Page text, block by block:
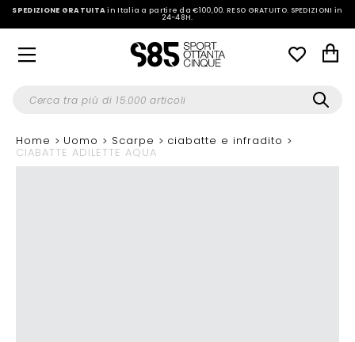
SPEDIZIONE GRATUITAin Italia a partire da €100,00.RESO GRATUITO. SPEDIZIONI in
24-48H.
Home Uomo Scarpe ciabatte e infradito
CIABATTE ADILETTE AQUA